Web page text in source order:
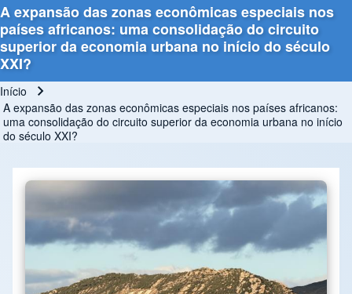
A expansão das zonas econômicas especiais nos
países africanos: uma consolidação do circuito
superior da economia urbana no início do século
XXI?
Trilha de navegação
Início
A expansão das zonas econômicas especiais nos países africanos:
uma consolidação do circuito superior da economia urbana no início
do século XXI?